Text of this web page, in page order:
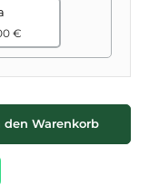
€
benutze die
den Warenkorb